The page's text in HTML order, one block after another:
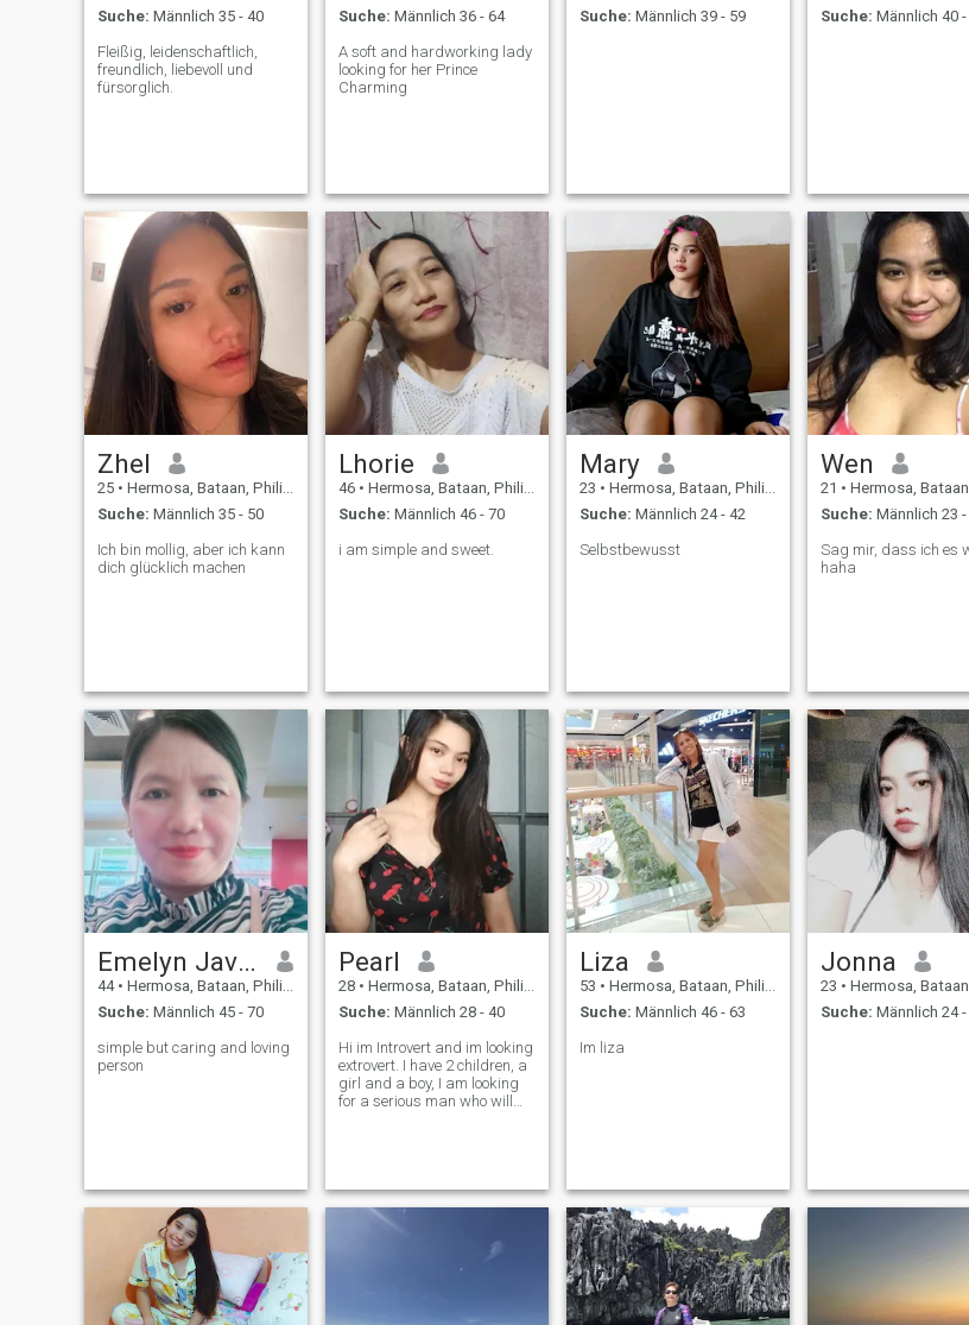
Suche: Männlich 35 - 40
Fleißig, leidenschaftlich,
freundlich, liebevoll und
fürsorglich.
Suche: Männlich 36 - 64
A soft and hardworking lady
looking for her Prince
Charming
Suche: Männlich 39 - 59
Suche: Männlich 40 -
Zhel
25 • Hermosa, Bataan, Philippinen
Suche: Männlich 35 - 50
Ich bin mollig, aber ich kann
dich glücklich machen
Lhorie
46 • Hermosa, Bataan, Philippinen
Suche: Männlich 46 - 70
i am simple and sweet.
Mary
23 • Hermosa, Bataan, Philippinen
Suche: Männlich 24 - 42
Selbstbewusst
Wen
21 • Hermosa, Bataan,
Suche: Männlich 23 -
Sag mir, dass ich es
haha
Emelyn Javier
44 • Hermosa, Bataan, Philippinen
Suche: Männlich 45 - 70
simple but caring and loving
person
Pearl
28 • Hermosa, Bataan, Philippinen
Suche: Männlich 28 - 40
Hi im Introvert and im looking
extrovert. I have 2 children, a
girl and a boy, I am looking
for a serious man who will
Liza
53 • Hermosa, Bataan, Philippinen
Suche: Männlich 46 - 63
Im liza
Jonna
23 • Hermosa, Bataan,
Suche: Männlich 24 -